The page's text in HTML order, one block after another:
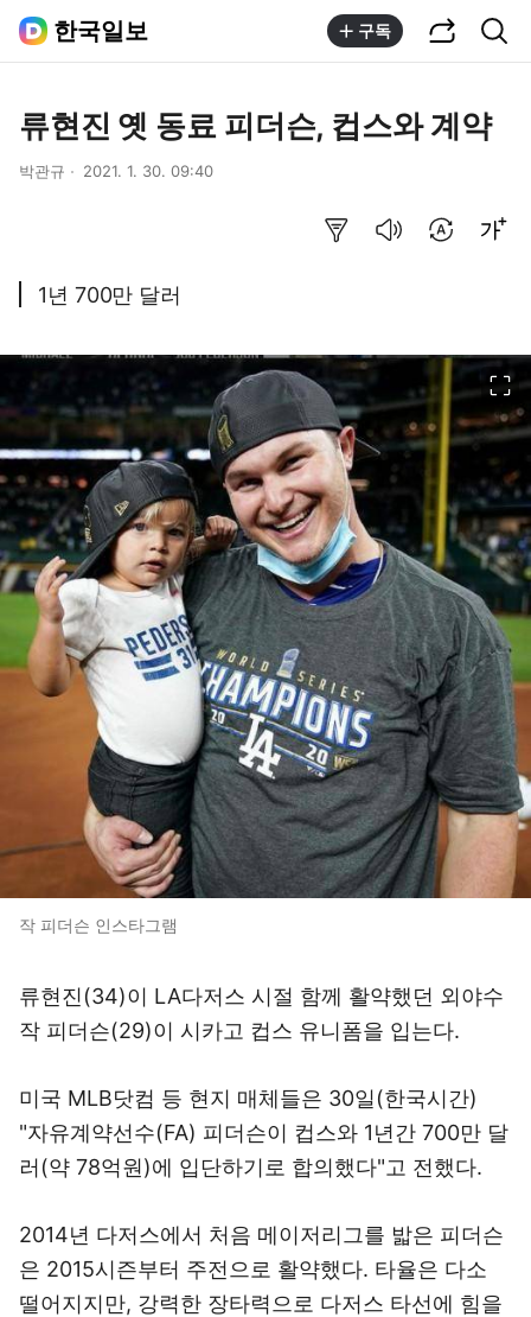
한국일보 구독
류현진 옛 동료 피더슨, 컵스와 계약
박관규 2021. 1. 30. 09:40
1년 700만 달러
작 피더슨 인스타그램
류현진(34)이 LA다저스 시절 함께 활약했던 외야수
작 피더슨(29)이 시카고 컵스 유니폼을 입는다.
미국 MLB닷컴 등 현지 매체들은 30일(한국시간)
"자유계약선수(FA) 피더슨이 컵스와 1년간 700만 달
러(약 78억원)에 입단하기로 합의했다"고 전했다.
2014년 다저스에서 처음 메이저리그를 밟은 피더슨
은 2015시즌부터 주전으로 활약했다. 타율은 다소
떨어지지만, 강력한 장타력으로 다저스 타선에 힘을